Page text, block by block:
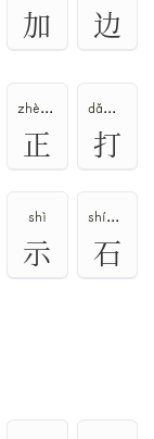
加 边
zhèng、zhēng
正
dǎ、dá
打
shì
示
shí、dàn
石